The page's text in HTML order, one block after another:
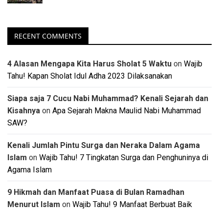
RECENT COMMENTS
4 Alasan Mengapa Kita Harus Sholat 5 Waktu on Wajib
Tahu! Kapan Sholat Idul Adha 2023 Dilaksanakan
Siapa saja 7 Cucu Nabi Muhammad? Kenali Sejarah dan
Kisahnya on Apa Sejarah Makna Maulid Nabi Muhammad
SAW?
Kenali Jumlah Pintu Surga dan Neraka Dalam Agama
Islam on Wajib Tahu! 7 Tingkatan Surga dan Penghuninya di
Agama Islam
9 Hikmah dan Manfaat Puasa di Bulan Ramadhan
Menurut Islam on Wajib Tahu! 9 Manfaat Berbuat Baik